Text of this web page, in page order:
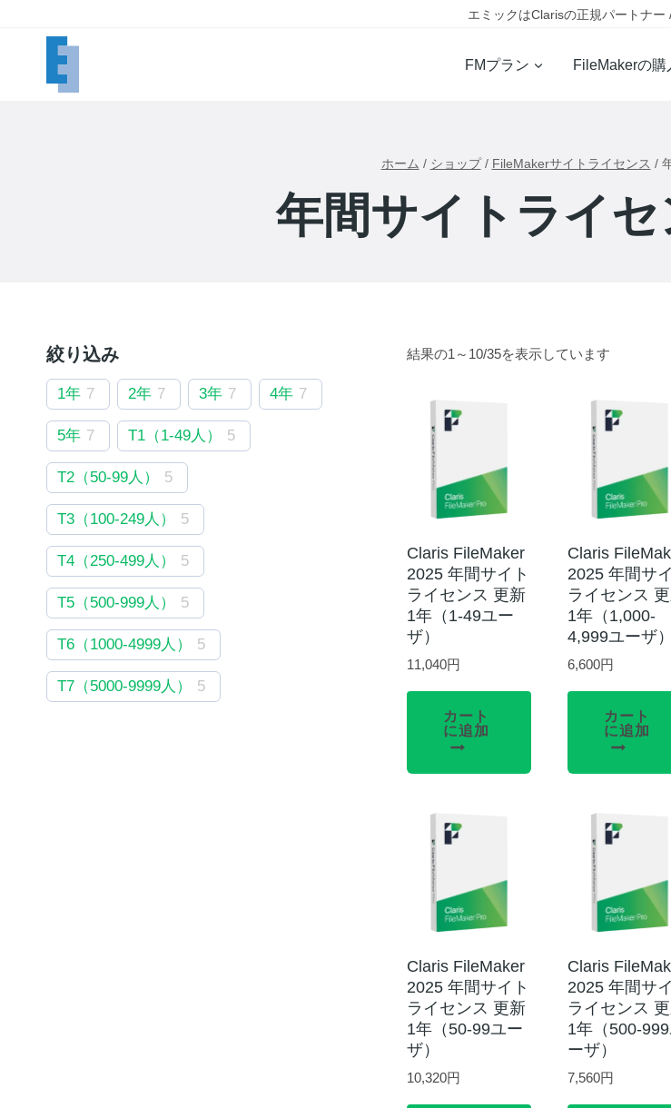
エミックはClarisの正規パートナー
FMプラン FileMakerの購
ホーム / ショップ / FileMakerサイトライセンス /
年間サイトライセ
結果の1～10/35を表示しています
Claris FileMaker
2025 年間サイト
ライセンス 更新
1年（1-49ユー
ザ）
11,040円
カート
に追加
Claris
2025 年間サ
ライセンス
1年（1,000-
4,999ユーザ）
6,600円
カート
に追加
Claris FileMaker
2025 年間サイト
ライセンス 更新
1年（50-99ユー
ザ）
10,320円
Claris
2025 年間サ
ライセンス
1年（500-
ーザ）
7,560円
絞り込み
1年 7 2年 7 3年 7 4年 7
5年 7 T1（1-49人） 5
T2（50-99人） 5
T3（100-249人） 5
T4（250-499人） 5
T5（500-999人） 5
T6（1000-4999人） 5
T7（5000-9999人） 5